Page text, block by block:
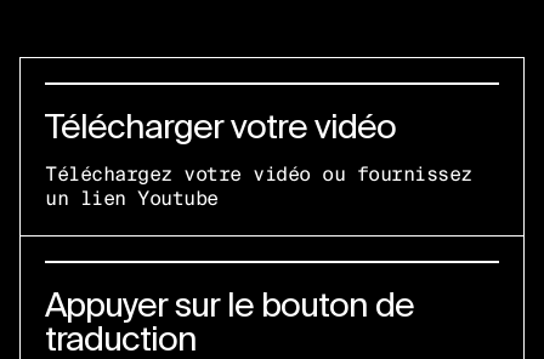
Télécharger votre vidéo
Téléchargez votre vidéo ou fournissez
un lien Youtube
Appuyer sur le bouton de
traduction